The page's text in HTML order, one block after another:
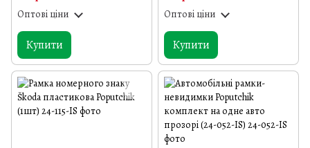
Оптові ціни
Купити
Оптові ціни
Купити